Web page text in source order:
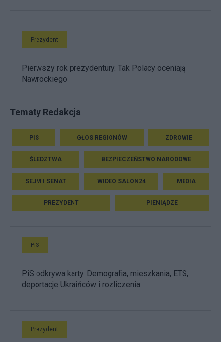
Prezydent
Pierwszy rok prezydentury. Tak Polacy oceniają
Nawrockiego
Tematy Redakcja
PIS GŁOS REGIONÓW ZDROWIE
ŚLEDZTWA BEZPIECZEŃSTWO NARODOWE
SEJM I SENAT WIDEO SALON24 MEDIA
PREZYDENT PIENIĄDZE
PiS
PiS odkrywa karty. Demografia, mieszkania, ETS,
deportacje Ukraińców i rozliczenia
Prezydent